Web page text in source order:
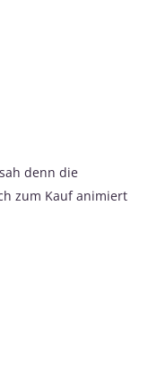
denn die
zum Kauf animiert